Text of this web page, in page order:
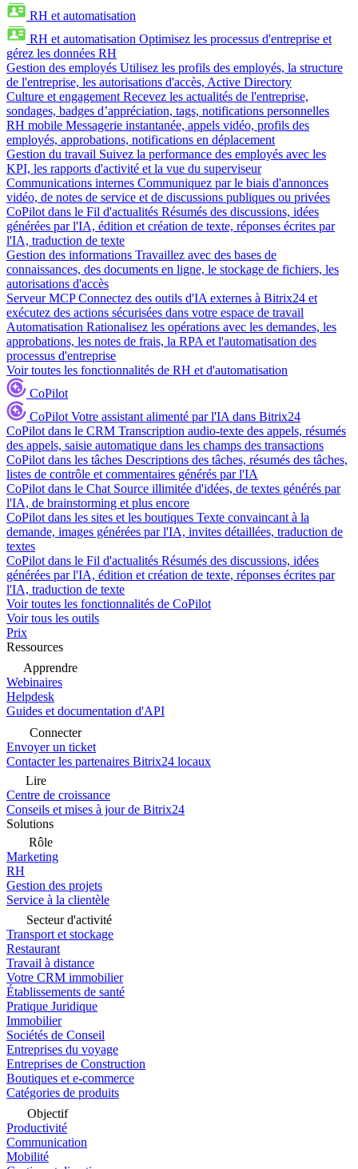
RH et automatisation
RH et automatisation Optimisez les processus d'entreprise et
gérez les données RH
Gestion des employés Utilisez les profils des employés, la structure
de l'entreprise, les autorisations d'accès, Active Directory
Culture et engagement Recevez les actualités de l'entreprise,
sondages, badges d’appréciation, tags, notifications personnelles
RH mobile Messagerie instantanée, appels vidéo, profils des
employés, approbations, notifications en déplacement
Gestion du travail Suivez la performance des employés avec les
KPI, les rapports d'activité et la vue du superviseur
Communications internes Communiquez par le biais d'annonces
vidéo, de notes de service et de discussions publiques ou privées
CoPilot dans le Fil d'actualités Résumés des discussions, idées
générées par l'IA, édition et création de texte, réponses écrites par
l'IA, traduction de texte
Gestion des informations Travaillez avec des bases de
connaissances, des documents en ligne, le stockage de fichiers, les
autorisations d'accès
Serveur MCP Connectez des outils d'IA externes à Bitrix24 et
exécutez des actions sécurisées dans votre espace de travail
Automatisation Rationalisez les opérations avec les demandes, les
approbations, les notes de frais, la RPA et l'automatisation des
processus d'entreprise
Voir toutes les fonctionnalités de RH et d'automatisation
CoPilot
CoPilot Votre assistant alimenté par l'IA dans Bitrix24
CoPilot dans le CRM Transcription audio-texte des appels, résumés
des appels, saisie automatique dans les champs des transactions
CoPilot dans les tâches Descriptions des tâches, résumés des tâches,
listes de contrôle et commentaires générés par l'IA
CoPilot dans le Chat Source illimitée d'idées, de textes générés par
l'IA, de brainstorming et plus encore
CoPilot dans les sites et les boutiques Texte convaincant à la
demande, images générées par l'IA, invites détaillées, traduction de
textes
CoPilot dans le Fil d'actualités Résumés des discussions, idées
générées par l'IA, édition et création de texte, réponses écrites par
l'IA, traduction de texte
Voir toutes les fonctionnalités de CoPilot
Voir tous les outils
Prix
Ressources
Apprendre
Webinaires
Helpdesk
Guides et documentation d'API
Connecter
Envoyer un ticket
Contacter les partenaires Bitrix24 locaux
Lire
Centre de croissance
Conseils et mises à jour de Bitrix24
Solutions
Rôle
Marketing
RH
Gestion des projets
Service à la clientèle
Secteur d'activité
Transport et stockage
Restaurant
Travail à distance
Votre CRM immobilier
Établissements de santé
Pratique Juridique
Immobilier
Sociétés de Conseil
Entreprises du voyage
Entreprises de Construction
Boutiques et e-commerce
Catégories de produits
Objectif
Productivité
Communication
Mobilité